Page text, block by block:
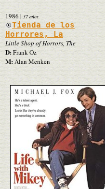
1986 | 37 años
Tienda de los
Horrores, La
Little Shop of Horrors, The
D:Frank Oz
M:Alan Menken